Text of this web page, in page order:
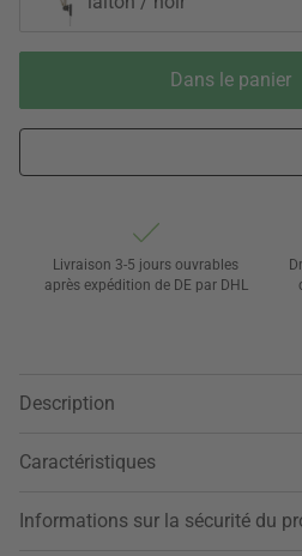
Dans le panier
Livraison 3-5 jours ouvrables
après expédition de DE par DHL
Description
Caractéristiques
Informations sur la sécurité du